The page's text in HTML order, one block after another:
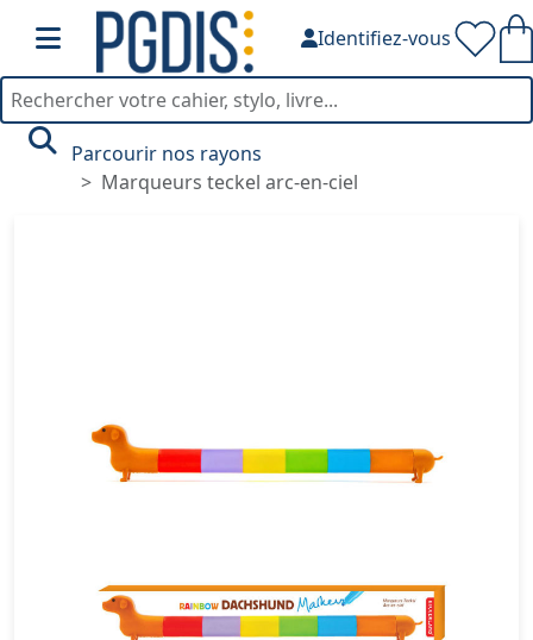
Identifiez-vous
Parcourir nos rayons
Marqueurs teckel arc-en-ciel